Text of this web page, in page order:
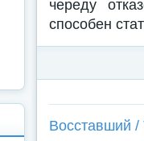
череду
способен
Восставший /